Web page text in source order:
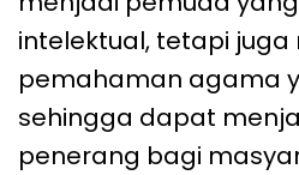
intelektual, tetapi juga
pemahaman agama
sehingga dapat
penerang bagi